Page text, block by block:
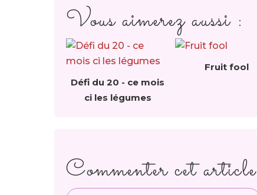
Vous aimerez aussi :
Défi du 20 - ce mois
ci les légumes
Fruit fool
Commenter cet article